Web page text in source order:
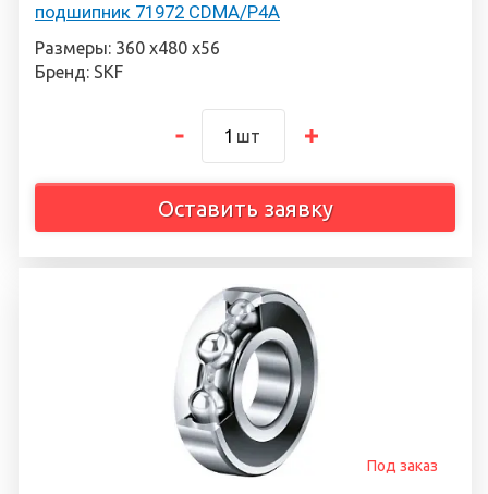
подшипник 71972 CDMA/P4A
Размеры: 360 х480 х56
Бренд: SKF
шт
Оставить заявку
Под заказ